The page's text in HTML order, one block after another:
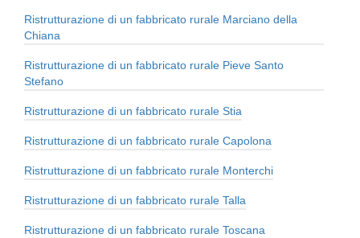
Ristrutturazione di un fabbricato rurale Marciano della
Chiana
Ristrutturazione di un fabbricato rurale Pieve Santo
Stefano
Ristrutturazione di un fabbricato rurale Stia
Ristrutturazione di un fabbricato rurale Capolona
Ristrutturazione di un fabbricato rurale Monterchi
Ristrutturazione di un fabbricato rurale Talla
Ristrutturazione di un fabbricato rurale Toscana